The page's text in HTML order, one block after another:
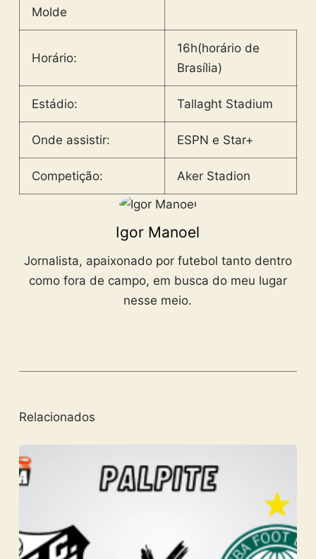
Molde
Horário:
16h(horário de
Brasília)
Estádio: Tallaght Stadium
Onde assistir: ESPN e Star+
Competição: Aker Stadion
Igor Manoel
Jornalista, apaixonado por futebol tanto dentro
como fora de campo, em busca do meu lugar
nesse meio.
Relacionados